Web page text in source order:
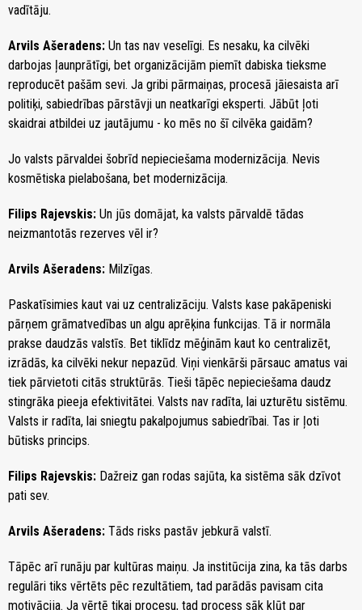
vadītāju.
Arvils Ašeradens: Un tas nav veselīgi. Es nesaku, ka cilvēki
darbojas ļaunprātīgi, bet organizācijām piemīt dabiska tieksme
reproducēt pašām sevi. Ja gribi pārmaiņas, procesā jāiesaista arī
politiķi, sabiedrības pārstāvji un neatkarīgi eksperti. Jābūt ļoti
skaidrai atbildei uz jautājumu - ko mēs no šī cilvēka gaidām?
Jo valsts pārvaldei šobrīd nepieciešama modernizācija. Nevis
kosmētiska pielabošana, bet modernizācija.
Filips Rajevskis: Un jūs domājat, ka valsts pārvaldē tādas
neizmantotās rezerves vēl ir?
Arvils Ašeradens: Milzīgas.
Paskatīsimies kaut vai uz centralizāciju. Valsts kase pakāpeniski
pārņem grāmatvedības un algu aprēķina funkcijas. Tā ir normāla
prakse daudzās valstīs. Bet tiklīdz mēģinām kaut ko centralizēt,
izrādās, ka cilvēki nekur nepazūd. Viņi vienkārši pārsauc amatus vai
tiek pārvietoti citās struktūrās. Tieši tāpēc nepieciešama daudz
stingrāka pieeja efektivitātei. Valsts nav radīta, lai uzturētu sistēmu.
Valsts ir radīta, lai sniegtu pakalpojumus sabiedrībai. Tas ir ļoti
būtisks princips.
Filips Rajevskis: Dažreiz gan rodas sajūta, ka sistēma sāk dzīvot
pati sev.
Arvils Ašeradens: Tāds risks pastāv jebkurā valstī.
Tāpēc arī runāju par kultūras maiņu. Ja institūcija zina, ka tās darbs
regulāri tiks vērtēts pēc rezultātiem, tad parādās pavisam cita
motivācija. Ja vērtē tikai procesu, tad process sāk kļūt par